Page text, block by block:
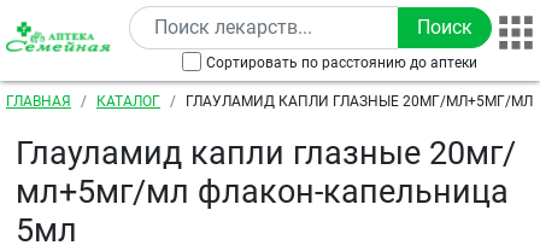
Перейти к основному содержанию
Сортировать по расстоянию до аптеки
Строка навигации
ГЛАВНАЯ КАТАЛОГ
ГЛАУЛАМИД КАПЛИ ГЛАЗНЫЕ 20МГ/МЛ+5МГ/МЛ
Глауламид капли глазные 20мг/
мл+5мг/мл флакон-капельница
5мл